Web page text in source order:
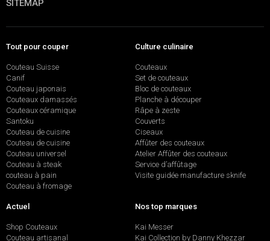
SITEMAP
Tout pour couper
Couteau Suisse
Canif
Couteau japonais
Couteaux damassés
Couteaux céramique
Santoku
Couteau de cuisine
Couteau de cuisine
Couteau universel
Couteau à steak
couteau à pain
Couteau à fromage
Culture culinaire
Couteaux
Set de couteaux
Bloc de couteaux
Planche à découper
Râpe à zeste
Couverts
Ciseaux
Affûter des couteaux
Atelier Affûter des couteaux
Service d’affûtage
Visite guidée manufacture sknife
Actuel
Shop Couteaux
Couteau artisanal
Nos top marques
Kai Messer
Kai Collection by Danny Khezzar